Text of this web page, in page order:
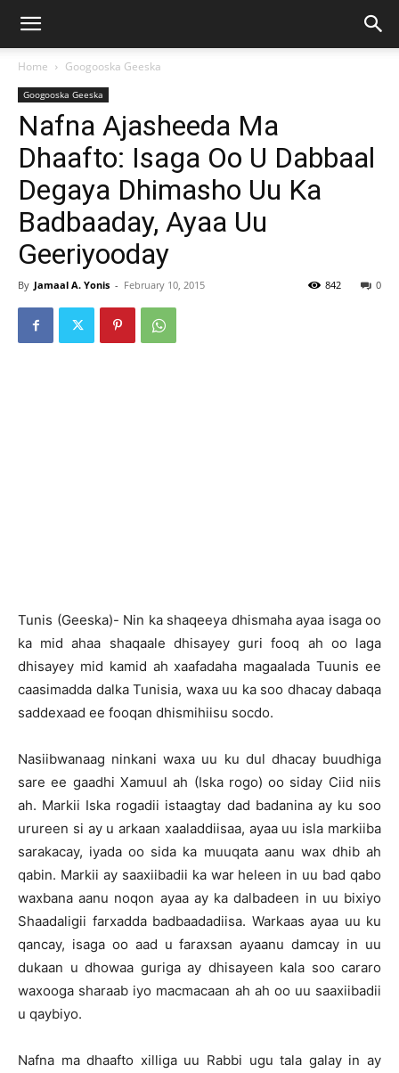
Home Googooska Geeska
Googooska Geeska
Nafna Ajasheeda Ma
Dhaafto: Isaga Oo U Dabbaal
Degaya Dhimasho Uu Ka
Badbaaday, Ayaa Uu
Geeriyooday
By Jamaal A. Yonis - February 10, 2015 0
842
Tunis (Geeska)- Nin ka shaqeeya dhismaha ayaa isaga oo
ka mid ahaa shaqaale dhisayey guri fooq ah oo laga
dhisayey mid kamid ah xaafadaha magaalada Tuunis ee
caasimadda dalka Tunisia, waxa uu ka soo dhacay dabaqa
saddexaad ee fooqan dhismihiisu socdo.
Nasiibwanaag ninkani waxa uu ku dul dhacay buudhiga
sare ee gaadhi Xamuul ah (Iska rogo) oo siday Ciid niis
ah. Markii Iska rogadii istaagtay dad badanina ay ku soo
urureen si ay u arkaan xaaladdiisaa, ayaa uu isla markiiba
sarakacay, iyada oo sida ka muuqata aanu wax dhib ah
qabin. Markii ay saaxiibadii ka war heleen in uu bad qabo
waxbana aanu noqon ayaa ay ka dalbadeen in uu bixiyo
Shaadaligii farxadda badbaadadiisa. Warkaas ayaa uu ku
qancay, isaga oo aad u faraxsan ayaanu damcay in uu
dukaan u dhowaa guriga ay dhisayeen kala soo cararo
waxooga sharaab iyo macmacaan ah ah oo uu saaxiibadii
u qaybiyo.
Nafna ma dhaafto xilliga uu Rabbi ugu tala galay in ay